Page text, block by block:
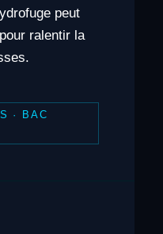
peut
ralentir la
· BAC